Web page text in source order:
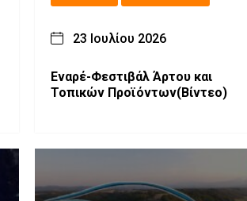
23 Ιουλίου 2026
Εναρέ-Φεστιβάλ Άρτου και
Τοπικών Προϊόντων(Βίντεο)